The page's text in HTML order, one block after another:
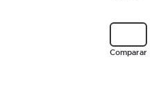
Comparar